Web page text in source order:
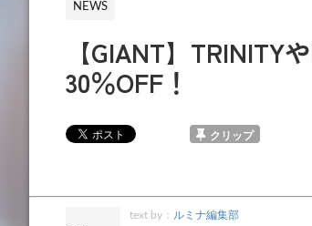
NEWS
【GIANT】
30％OFF！
クリップ
text by： ルミナ編集部